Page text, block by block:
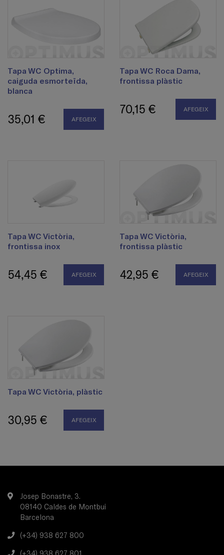
Tapa WC Optima,
caiguda esmorteïda,
blanca
35,01 € AFEGEIX
Tapa WC Roca Dama,
frontissa plàstic
70,15 € AFEGEIX
Tapa WC Victòria,
frontissa inox
54,45 € AFEGEIX
Tapa WC Victòria,
frontissa plàstic
42,95 € AFEGEIX
Tapa WC Victòria, plàstic
30,95 € AFEGEIX
Josep Bonastre, 3.
08140 Caldes de Montbui
Barcelona
(+34) 938 627 800